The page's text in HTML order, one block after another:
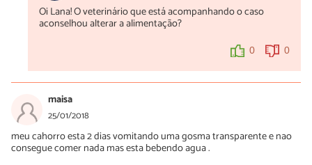
Oi Lana! O veterinário que está acompanhando o caso
aconselhou alterar a alimentação?
0 0
maisa
25/01/2018
meu cahorro esta 2 dias vomitando uma gosma transparente e nao
consegue comer nada mas esta bebendo agua .